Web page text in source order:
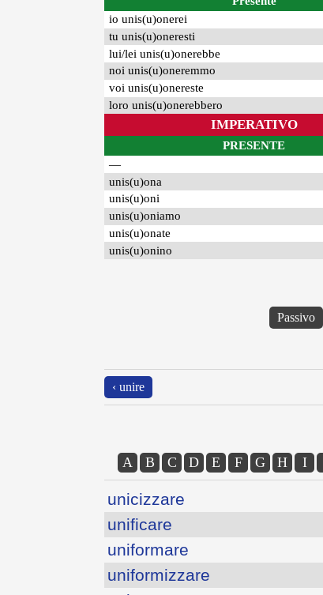
io unis(u)onerei
tu unis(u)oneresti
lui/lei unis(u)onerebbe
noi unis(u)oneremmo
voi unis(u)onereste
loro unis(u)onerebbero
IMPERATIVO
PRESENTE
—
unis(u)ona
unis(u)oni
unis(u)oniamo
unis(u)onate
unis(u)onino
Passivo
‹ unire
A B C D E F G H I
unicizzare
unificare
uniformare
uniformizzare